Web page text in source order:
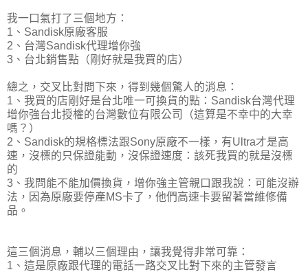
我一口氣打了三個地方：
1、Sandisk原廠客服
2、台灣Sandisk代理增你強
3、台北銷售點（剛好就是我買的店）
總之，交叉比對問下來，得到幾個驚人的消息：
1、我買的店剛好是台北唯一可換貨的點：Sandisk台灣代理
增你強台北授權的台灣數位有限公司（這算是不幸中的大幸
嗎？）
2、Sandisk的規格標法跟Sony原廠不一樣，有Ultra才是高
速，沒標的只保證能動，沒保證速度：該死我買的就是沒標
的
3、我問能不能加價換貨，增你強主管親口跟我說：可能沒辦
法，因為原廠要停產MS卡了，他們高速卡要留著當維修備
品。
這三個消息，輔以三個理由，讓我覺得非常可靠：
1、這是原廠跟代理的電話一路交叉比對下來的主管發言